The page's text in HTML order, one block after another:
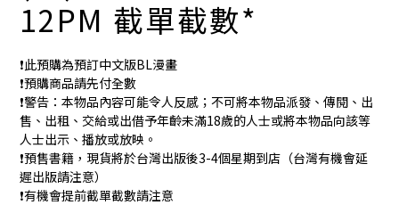
12PM 截單截數*
❗️此預購為預訂中文版BL漫畫
❗️預購商品請先付全數
❗️警告：本物品內容可能令人反感；不可將本物品派發、傳閱、出
售、出租、交給或出借予年齡未滿18歲的人士或將本物品向該等
人士出示、播放或放映。
❗️預售書籍，現貨將於台灣出版後3-4個星期到店（台灣有機會延
遲出版請注意）
❗️有機會提前截單截數請注意